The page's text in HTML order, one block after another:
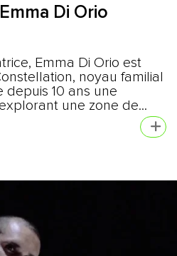
Di Orio
Emma Di Orio est
noyau familial
10 ans une
une zone de...